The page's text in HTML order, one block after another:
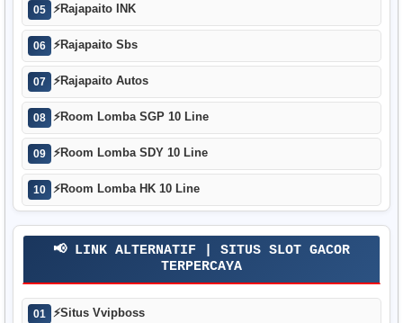
05 ⚡Rajapaito INK
06 ⚡Rajapaito Sbs
07 ⚡Rajapaito Autos
08 ⚡Room Lomba SGP 10 Line
09 ⚡Room Lomba SDY 10 Line
10 ⚡Room Lomba HK 10 Line
📢 LINK ALTERNATIF | SITUS SLOT GACOR
TERPERCAYA
01 ⚡Situs Vvipboss